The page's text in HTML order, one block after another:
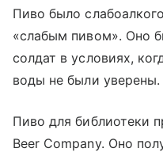
Пиво было
«слабым пивом». Оно
солдат в условиях,
воды не были уверены.
Пиво для библиотеки
Beer Company. Оно